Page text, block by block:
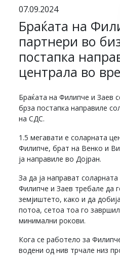
07.09.2024
Браќата на
партнери во
постапка
централа во
Браќата на Филипче и Заев
брза постапка направиле
на СДС.
1.5 мегавати е соларната
Филипче, брат на Венко и
ја направиле во Дојран.
За да ја направат
Филипче и Заев требале да
земјиштето, како и да
потоа, сетоа тоа го
минимални рокови.
Кога се работело за
водени од нив трчале низ